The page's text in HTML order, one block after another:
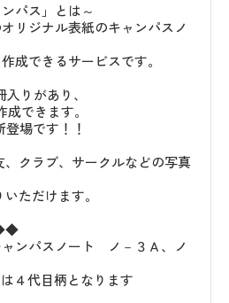
パス」とは～
ジナル表紙のキャンパスノ
できるサービスです。
りがあり、
できます。
場です！！
クラブ、サークルなどの写真
ただけます。
ンパスノート ノ－３Ａ、ノ
代目柄となります